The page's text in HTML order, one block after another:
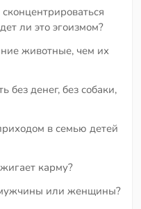
ли это эгоизмом?
животные, чем их
без денег, без собаки,
в семью детей
карму?
или женщины?